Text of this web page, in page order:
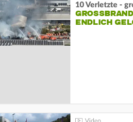
10 Verletzte -
NDLICH